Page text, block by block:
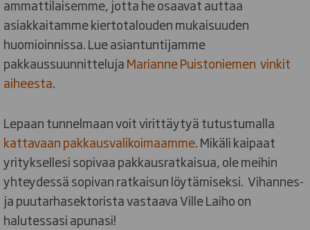
ammattilaisemme, jotta he osaavat auttaa
asiakkaitamme kiertotalouden mukaisuuden
huomioinnissa. Lue asiantuntijamme
pakkaussuunnittelujaMarianne Puistoniemen vinkit
aiheesta.
Lepaan tunnelmaan voit virittäytyä tutustumalla
kattavaan pakkausvalikoimaamme. Mikäli kaipaat
yrityksellesi sopivaa pakkausratkaisua, ole meihin
yhteydessä sopivan ratkaisun löytämiseksi. Vihannes-
ja puutarhasektorista vastaava Ville Laiho on
halutessasi apunasi!